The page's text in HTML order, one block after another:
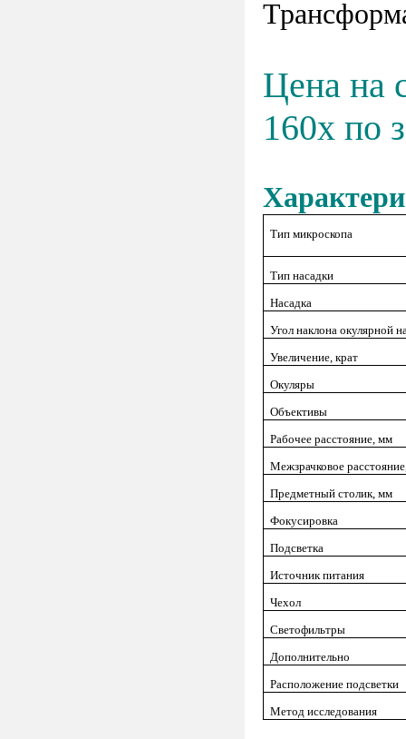
Цена на
160x по
Тип микроскопа
Тип насадки
Насадка
Угол наклона окулярной
Увеличение, крат
Окуляры
Объективы
Рабочее расстояние, мм
Межзрачковое
Предметный столик, мм
Фокусировка
Подсветка
Источник питания
Чехол
Светофильтры
Дополнительно
Расположение подсветки
Метод исследования